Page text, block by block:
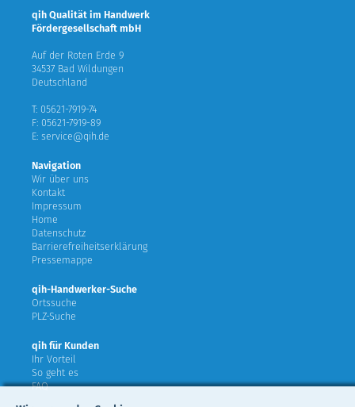
qih Qualität im Handwerk
Fördergesellschaft mbH
Auf der Roten Erde 9
34537 Bad Wildungen
Deutschland
T: 05621-7919-74
F: 05621-7919-89
E: service@qih.de
Navigation
Wir über uns
Kontakt
Impressum
Home
Datenschutz
Barrierefreiheitserklärung
Pressemappe
qih-Handwerker-Suche
Ortssuche
PLZ-Suche
qih für Kunden
Ihr Vorteil
So geht es
FAQ